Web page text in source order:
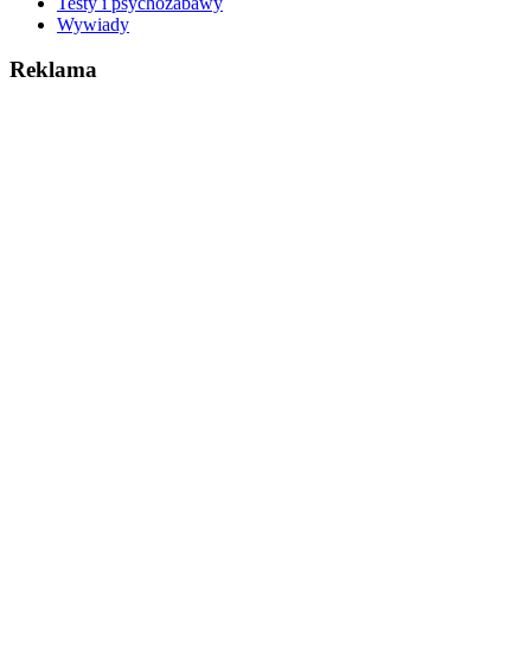
Wywiady
Reklama